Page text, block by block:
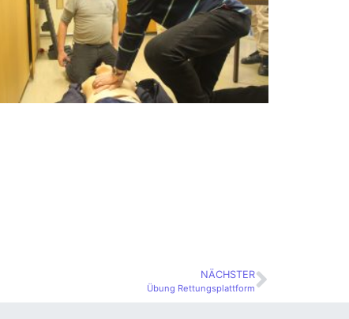
NÄCHSTER
Übung Rettungsplattform